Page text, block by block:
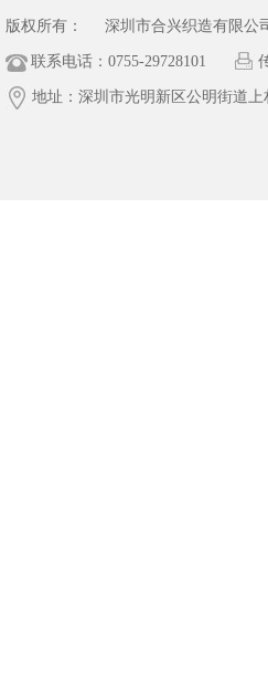
版权所有： 深圳市合兴织造有限
联系电话：0755-29728101
地址：深圳市光明新区公明街道